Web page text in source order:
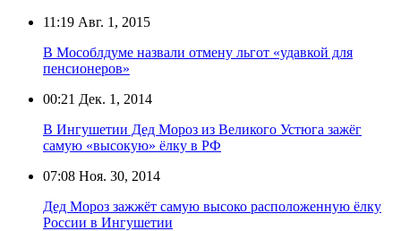
11:19 Авг. 1, 2015
В Мособлдуме назвали отмену льгот «удавкой для
пенсионеров»
00:21 Дек. 1, 2014
В Ингушетии Дед Мороз из Великого Устюга зажёг
самую «высокую» ёлку в РФ
07:08 Ноя. 30, 2014
Дед Мороз зажжёт самую высоко расположенную ёлку
России в Ингушетии